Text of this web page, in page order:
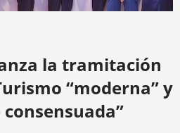
la tramitación
“moderna” y